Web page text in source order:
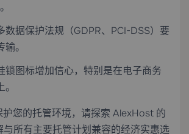
数据保护法规（GDPR、PCI-DSS）要
。
锁图标增加信心，特别是在电子商务
您的托管环境，请探索 AlexHost 的
与所有主要托管计划兼容的经济实惠选